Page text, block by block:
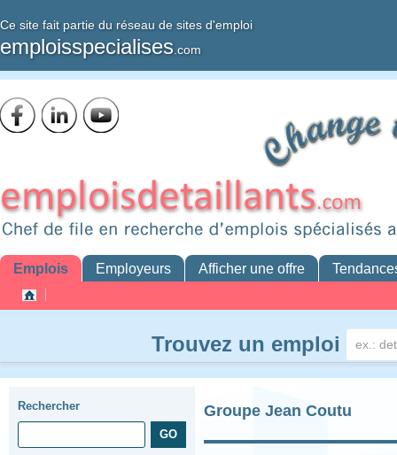
Ce site fait partie du réseau de sites d'emploi
emploisspecialises .com
Emplois Employeurs Afficher une offre
Trouvez un emploi
Rechercher Groupe Jean Coutu